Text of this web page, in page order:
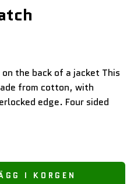
the back of a jacket This
from cotton, with
edge. Four sided
I KORGEN